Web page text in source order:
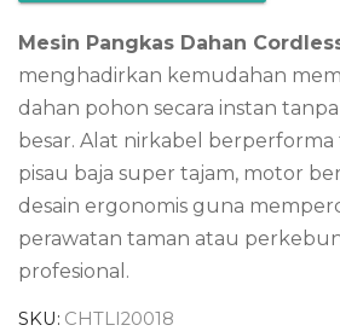
Mesin Pangkas Dahan
menghadirkan kemudahan
dahan pohon secara instan
besar. Alat nirkabel
pisau baja super tajam, motor
desain ergonomis guna
perawatan taman atau
profesional.
SKU: CHTLI20018